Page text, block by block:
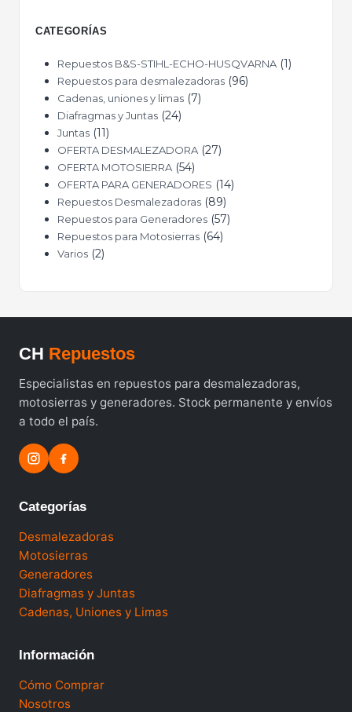
CATEGORÍAS
Repuestos B&S-STIHL-ECHO-HUSQVARNA 1
Repuestos para desmalezadoras 96
Cadenas, uniones y limas 7
Diafragmas y Juntas 24
Juntas 11
OFERTA DESMALEZADORA 27
OFERTA MOTOSIERRA 54
OFERTA PARA GENERADORES 14
Repuestos Desmalezadoras 89
Repuestos para Generadores 57
Repuestos para Motosierras 64
Varios 2
CH Repuestos
Especialistas en repuestos para desmalezadoras,
motosierras y generadores. Stock permanente y envíos
a todo el país.
Categorías
Desmalezadoras
Motosierras
Generadores
Diafragmas y Juntas
Cadenas, Uniones y Limas
Información
Cómo Comprar
Nosotros